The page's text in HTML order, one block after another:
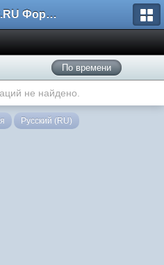
ARMA3.RU Форум
По времени
не найдено.
Русский (RU)